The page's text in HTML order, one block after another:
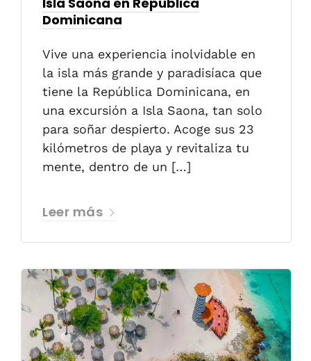
Dominicana
Vive una experiencia inolvidable en
la isla más grande y paradisíaca que
tiene la República Dominicana, en
una excursión a Isla Saona, tan solo
para soñar despierto. Acoge sus 23
kilómetros de playa y revitaliza tu
mente, dentro de un […]
Leer más